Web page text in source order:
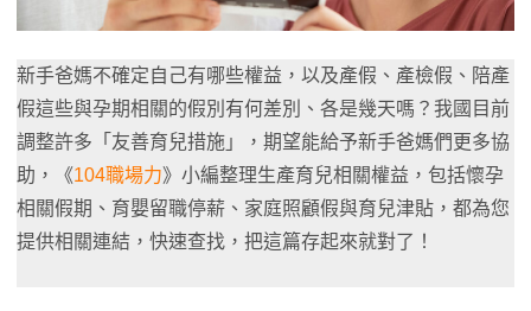
新手爸媽不確定自己有哪些權益，以及產假、產檢假、陪產
假這些與孕期相關的假別有何差別、各是幾天嗎？我國目前
調整許多「友善育兒措施」，期望能給予新手爸媽們更多協
助，《104職場力》小編整理生產育兒相關權益，包括懷孕
相關假期、育嬰留職停薪、家庭照顧假與育兒津貼，都為您
提供相關連結，快速查找，把這篇存起來就對了！